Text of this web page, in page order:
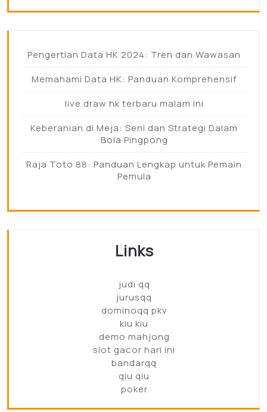
Pengertian Data HK 2024: Tren dan Wawasan
Memahami Data HK: Panduan Komprehensif
live draw hk terbaru malam ini
Keberanian di Meja: Seni dan Strategi Dalam
Bola Pingpong
Raja Toto 88: Panduan Lengkap untuk Pemain
Pemula
Links
judi qq
jurusqq
dominoqq pkv
kiu kiu
demo mahjong
slot gacor hari ini
bandarqq
qiu qiu
poker